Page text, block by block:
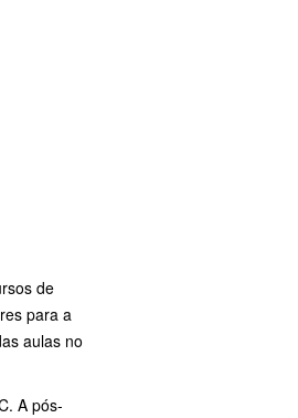
de
para a
aulas no
A pós-